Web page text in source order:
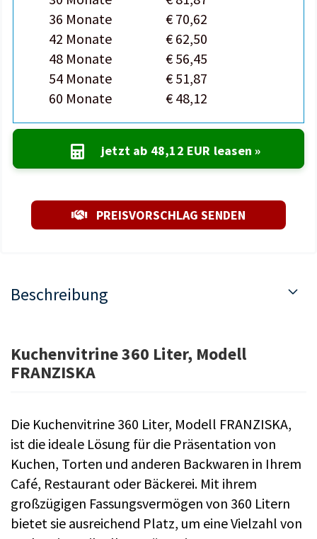
36 Monate
€ 70,62
42 Monate
€ 62,50
48 Monate
€ 56,45
54 Monate
€ 51,87
60 Monate
€ 48,12
jetzt ab 48,12 EUR leasen »
PREISVORSCHLAG SENDEN
Beschreibung
Kuchenvitrine 360 Liter, Modell
FRANZISKA
Die Kuchenvitrine 360 Liter, Modell FRANZISKA,
ist die ideale Lösung für die Präsentation von
Kuchen, Torten und anderen Backwaren in Ihrem
Café, Restaurant oder Bäckerei. Mit ihrem
großzügigen Fassungsvermögen von 360 Litern
bietet sie ausreichend Platz, um eine Vielzahl von